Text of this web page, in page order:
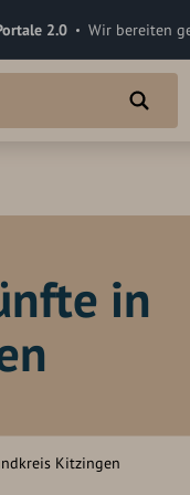
2.0 Wir bereiten
in
Kitzingen